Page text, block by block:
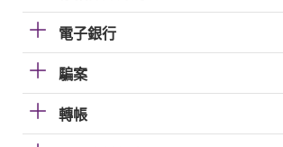
電子銀行
騙案
轉帳